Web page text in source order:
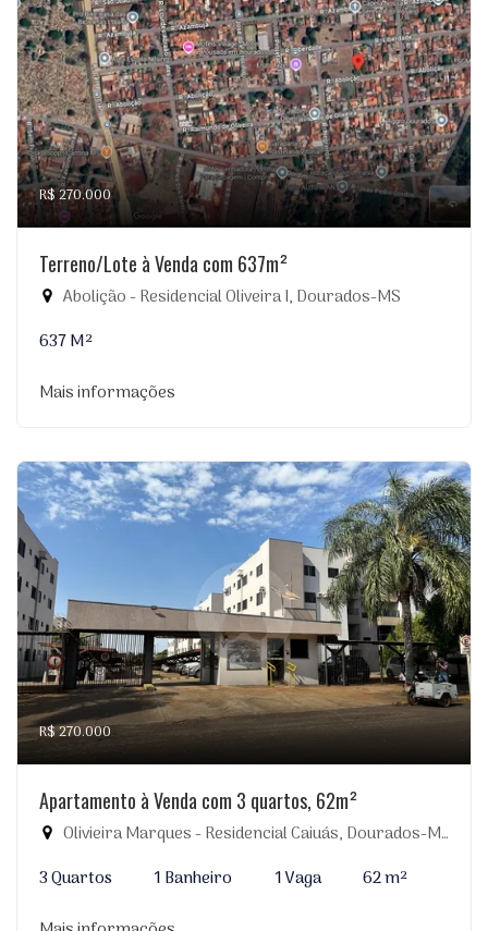
R$ 270.000
Terreno/Lote à Venda com 637m²
Abolição - Residencial Oliveira I, Dourados-MS
637 M²
Mais informações
R$ 270.000
Apartamento à Venda com 3 quartos, 62m²
Olivieira Marques - Residencial Caiuás, Dourados-MS
3 Quartos
1 Banheiro 1 Vaga
62 m²